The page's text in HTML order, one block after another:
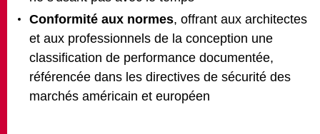
Conformité aux normes, offrant aux architectes
et aux professionnels de la conception une
classification de performance documentée,
référencée dans les directives de sécurité des
marchés américain et européen